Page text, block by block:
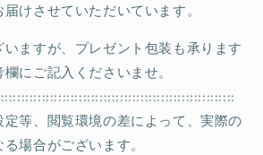
けさせていただいています。
いますが、プレゼント包装も承ります
にご記入くださいませ。
定等、閲覧環境の差によって、実際の
場合がございます。